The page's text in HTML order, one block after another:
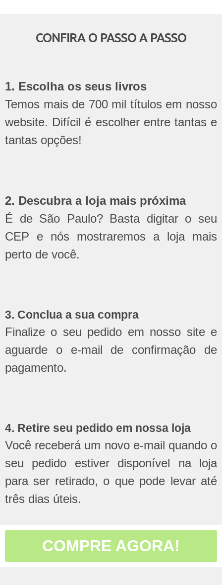
CONFIRA O PASSO A PASSO
1. Escolha os seus livros
Temos mais de 700 mil títulos em nosso
website. Difícil é escolher entre tantas e
tantas opções!
2. Descubra a loja mais próxima
É de São Paulo? Basta digitar o seu
CEP e nós mostraremos a loja mais
perto de você.
3. Conclua a sua compra
Finalize o seu pedido em nosso site e
aguarde o e-mail de confirmação de
pagamento.
4. Retire seu pedido em nossa loja
Você receberá um novo e-mail quando o
seu pedido estiver disponível na loja
para ser retirado, o que pode levar até
três dias úteis.
COMPRE AGORA!